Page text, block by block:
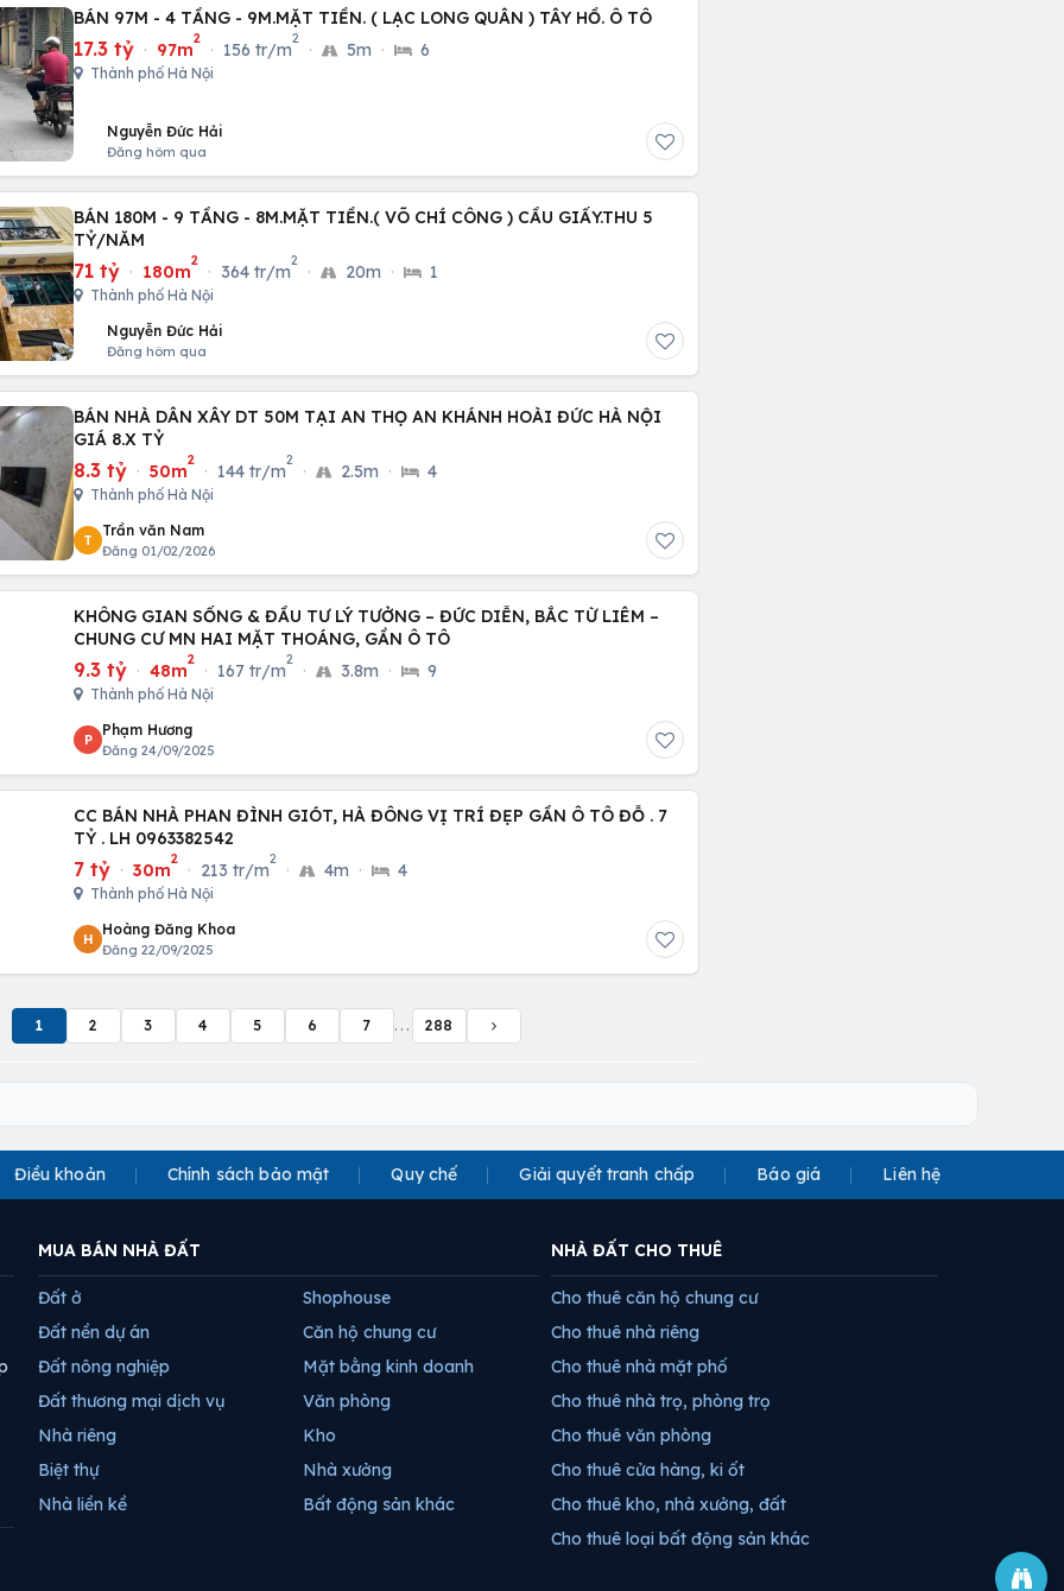
BÁN 97M - 4 TẦNG - 9M.MẶT TIỀN. ( LẠC LONG QUÂN ) TÂY HỒ. Ô TÔ
17.3 tỷ · 97m
2
· 156 tr/m
2
· 5m · 6
Thành phố Hà Nội
Nguyễn Đức Hải
Đăng hôm qua
BÁN 180M - 9 TẦNG - 8M.MẶT TIỀN.( VÕ CHÍ CÔNG ) CẦU GIẤY.THU 5
TỶ/NĂM
71 tỷ · 180m
2
· 364 tr/m
2
· 20m · 1
Thành phố Hà Nội
Nguyễn Đức Hải
Đăng hôm qua
BÁN NHÀ DÂN XÂY DT 50M TẠI AN THỌ AN KHÁNH HOÀI ĐỨC HÀ NỘI
GIÁ 8.X TỶ
8.3 tỷ · 50m
2
· 144 tr/m
2
· 2.5m · 4
Thành phố Hà Nội
T
Trần văn Nam
Đăng 01/02/2026
KHÔNG GIAN SỐNG & ĐẦU TƯ LÝ TƯỞNG – ĐỨC DIỄN, BẮC TỪ LIÊM –
CHUNG CƯ MN HAI MẶT THOÁNG, GẦN Ô TÔ
9.3 tỷ · 48m
2
· 167 tr/m
2
· 3.8m · 9
Thành phố Hà Nội
P
Phạm Hương
Đăng 24/09/2025
CC BÁN NHÀ PHAN ĐÌNH GIÓT, HÀ ĐÔNG VỊ TRÍ ĐẸP GẦN Ô TÔ ĐỖ . 7
TỶ . LH 0963382542
7 tỷ · 30m
2
· 213 tr/m
2
· 4m · 4
Thành phố Hà Nội
H
Hoàng Đăng Khoa
Đăng 22/09/2025
1 2 3 4 5 6 7 ... 288
Điều khoản Chính sách bảo mật Quy chế Giải quyết tranh chấp Báo giá Liên hệ
MUA BÁN NHÀ ĐẤT
Đất ở
Đất nền dự án
Đất nông nghiệp
Đất thương mại dịch vụ
Nhà riêng
Biệt thự
Nhà liền kề
Shophouse
Căn hộ chung cư
Mặt bằng kinh doanh
Văn phòng
Kho
Nhà xưởng
Bất động sản khác
NHÀ ĐẤT CHO THUÊ
Cho thuê căn hộ chung cư
Cho thuê nhà riêng
Cho thuê nhà mặt phố
Cho thuê nhà trọ, phòng trọ
Cho thuê văn phòng
Cho thuê cửa hàng, ki ốt
Cho thuê kho, nhà xưởng, đất
Cho thuê loại bất động sản khác